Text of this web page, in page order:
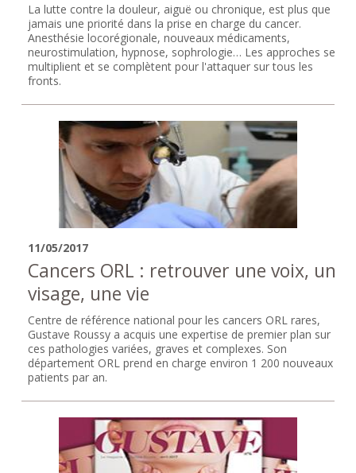
La lutte contre la douleur, aiguë ou chronique, est plus que
jamais une priorité dans la prise en charge du cancer.
Anesthésie locorégionale, nouveaux médicaments,
neurostimulation, hypnose, sophrologie… Les approches se
multiplient et se complètent pour l'attaquer sur tous les
fronts.
11/05/2017
Cancers ORL : retrouver une voix, un
visage, une vie
Centre de référence national pour les cancers ORL rares,
Gustave Roussy a acquis une expertise de premier plan sur
ces pathologies variées, graves et complexes. Son
département ORL prend en charge environ 1 200 nouveaux
patients par an.